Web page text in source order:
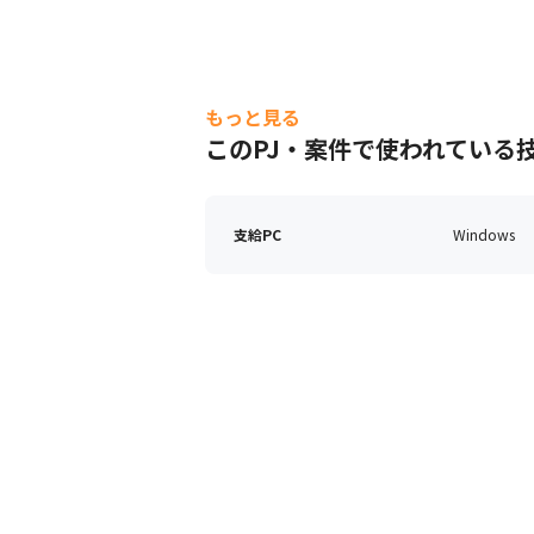
もっと見る
このPJ・案件で使われている
支給PC Windows